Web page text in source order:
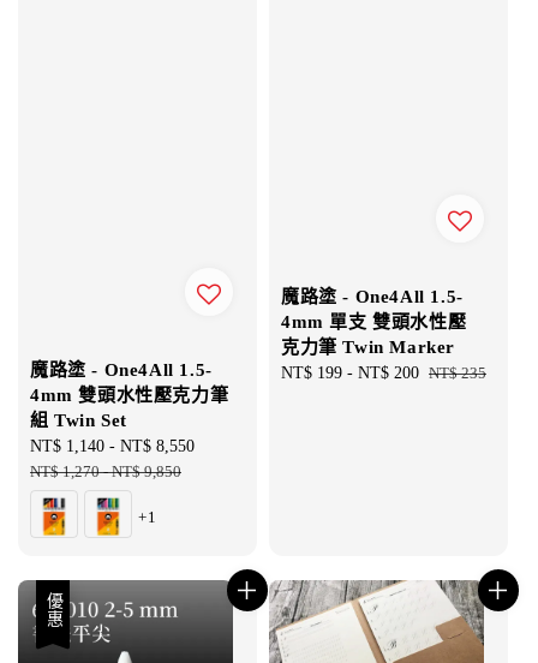
魔路塗 - One4All 1.5-
4mm 雙頭水性壓克力筆
組 Twin Set
Sale
price
NT$ 1,140 - NT$ 8,550
NT$ 1,270-NT$ 9,850
+1
魔路塗 - One4All 1.5-
4mm 單支 雙頭水性壓
克力筆 Twin Marker
Sale
NT$ 199 - NT$ 200 Regular
NT$ 235
優惠